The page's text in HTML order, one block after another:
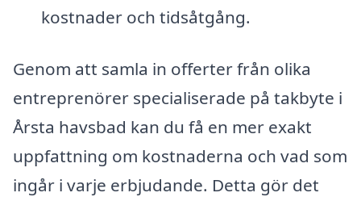
kostnader och tidsåtgång.
Genom att samla in offerter från olika
entreprenörer specialiserade på takbyte i
Årsta havsbad kan du få en mer exakt
uppfattning om kostnaderna och vad som
ingår i varje erbjudande. Detta gör det